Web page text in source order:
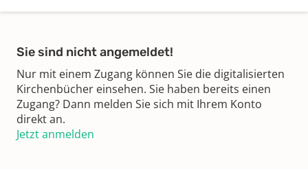
Sie sind nicht angemeldet!
Nur mit einem Zugang können Sie die digitalisierten
Kirchenbücher einsehen. Sie haben bereits einen
Zugang? Dann melden Sie sich mit Ihrem Konto
direkt an.
Jetzt anmelden